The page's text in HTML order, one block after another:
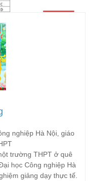
nghiệp Hà Nội, giáo
trường THPT ở quê
học Công nghiệp Hà
giảng dạy thực tế.